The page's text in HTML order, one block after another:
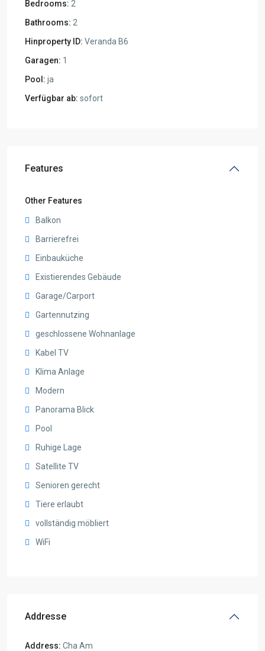
Bedrooms: 2
Bathrooms: 2
Hinproperty ID: Veranda B6
Garagen: 1
Pool: ja
Verfügbar ab: sofort
Features
Other Features
Balkon
Barrierefrei
Einbauküche
Existierendes Gebäude
Garage/Carport
Gartennutzing
geschlossene Wohnanlage
Kabel TV
Klima Anlage
Modern
Panorama Blick
Pool
Ruhige Lage
Satellite TV
Senioren gerecht
Tiere erlaubt
vollständig möbliert
WiFi
Addresse
Address: Cha Am